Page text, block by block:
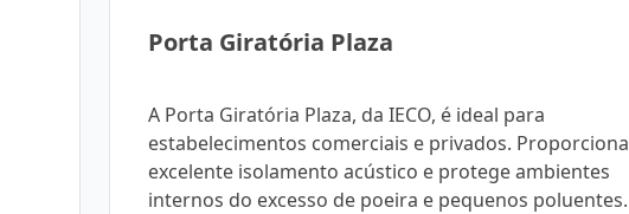
Porta Giratória Plaza
A Porta Giratória Plaza, da IECO, é ideal para
estabelecimentos comerciais e privados. Proporciona
excelente isolamento acústico e protege ambientes
internos do excesso de poeira e pequenos poluentes.